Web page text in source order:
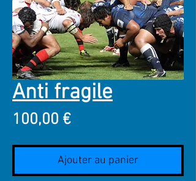
Anti fragile
100,00 €Prix
Ajouter au panier